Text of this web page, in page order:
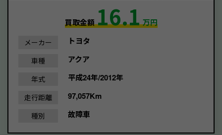
買取金額16.1万円
メーカー トヨタ
車種 アクア
年式 平成24年/2012年
走行距離 97,057Km
種別 故障車